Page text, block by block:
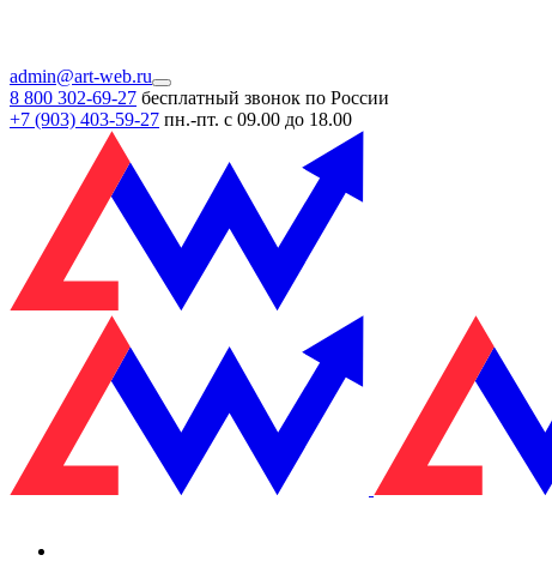
admin@art-web.ru
8 800 302-69-27 бесплатный звонок по России
+7 (903) 403-59-27 пн.-пт. с 09.00 до 18.00